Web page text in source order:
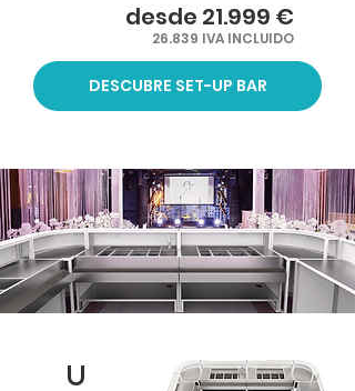
desde 21.999 €
26.839 IVA INCLUIDO
DESCUBRE SET-UP BAR
U